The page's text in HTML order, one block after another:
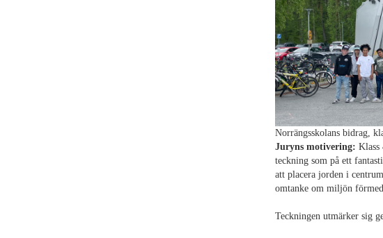
Norrängsskolans bidrag,
Juryns motivering: Klass
teckning som på ett
att placera jorden i
omtanke om miljön
Teckningen utmärker sig